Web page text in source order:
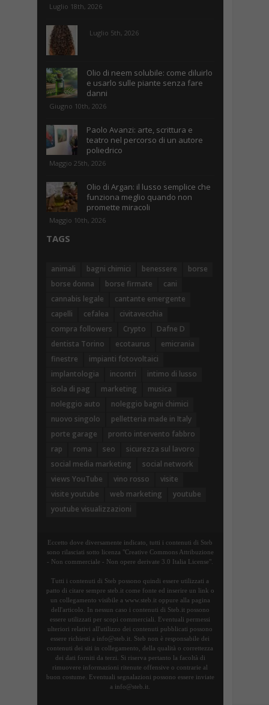
Luglio 18th, 2026
Luglio 5th, 2026
Olio di neem solubile: come diluirlo
e usarlo sulle piante senza fare
danni
Giugno 10th, 2026
Paolo Avanzi: arte, scrittura e
teatro nel percorso di un autore
poliedrico
Maggio 25th, 2026
Olio di Argan: il lusso semplice che
funziona meglio quando non
promette miracoli
Maggio 10th, 2026
TAGS
animali bagni chimici benessere
borse
borse donna
borse firmate
cani
cannabis legale
cantante emergente
capelli
cefalea
civitavecchia
compra followers
Crypto
Dafne D
dentista Torino
ecotaurus
emicrania
finestre
impianti fotovoltaici
implantologia
incontri
intimo di lusso
isola di pag
marketing
musica
noleggio auto
noleggio bagni chimici
nuovo singolo
pelletteria made in Italy
porte garage
pronto intervento fabbro
rap
roma seo
sicurezza sul lavoro
social media marketing
social network
views YouTube
vino rosso
visite
visite youtube
web marketing
youtube
youtube visualizzazioni
Eccetto dove diversamente indicato, tutti i contenuti di Steb
sono rilasciati sotto licenza "Creative Commons Attribuzione
- Non commerciale - Non opere derivate 3.0 Italia License".
Tutti i contenuti di Steb possono quindi essere utilizzati a
patto di citare sempre steb.it come fonte ed inserire un link o
un collegamento visibile a www.steb.it oppure alla pagina
dell'articolo. In nessun caso i contenuti di Steb.it possono
essere utilizzati per scopi commerciali. Eventuali permessi
ulteriori relativi all'utilizzo dei contenuti pubblicati possono
essere richiesti a info@steb.it. Steb non è responsabile dei
contenuti dei siti in collegamento, della qualità o correttezza
dei dati forniti da terzi. Si riserva pertanto la facoltà di
rimuovere informazioni ritenute offensive o contrarie al
buon costume. Eventuali segnalazioni possono essere inviate
a info@steb.it.